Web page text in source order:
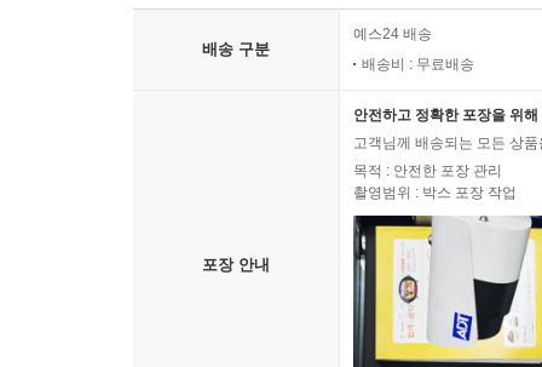
배송 구분
예스24 배송
배송비 : 무료배송
포장 안내
안전하고 정확한 포장을 위
고객님께 배송되는 모든 상
목적 : 안전한 포장 관리
촬영범위 : 박스 포장 작업